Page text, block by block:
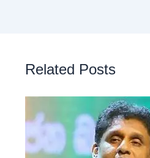
Related Posts